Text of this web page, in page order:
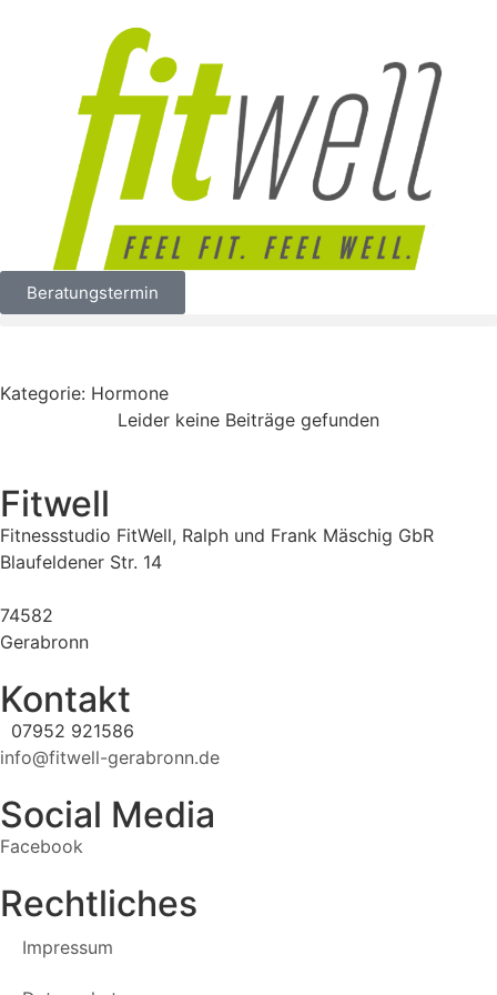
Beratungstermin
Kategorie: Hormone
Leider keine Beiträge gefunden
Fitwell
Fitnessstudio FitWell, Ralph und Frank Mäschig GbR
Blaufeldener Str. 14
74582
Gerabronn
Kontakt
07952 921586
info@fitwell-gerabronn.de
Social Media
Facebook
Rechtliches
Impressum